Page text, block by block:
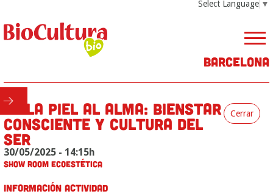
Select Language ▼
Barcelona
Cerrar
DE LA PIEL AL ALMA: BIENSTAR
CONSCIENTE Y CULTURA DEL
SER
30/05/2025 - 14:15h
SHOW ROOM ECOESTÉTICA
INFORMACIÓN ACTIVIDAD